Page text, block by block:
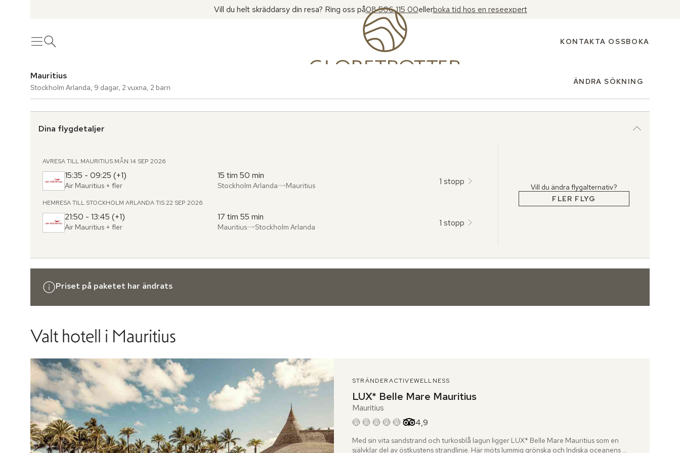
Vill du helt skräddarsy din resa? Ring oss på08 506 115 00ellerboka tid hos en reseexpert
MenyÖppna sök KONTAKTA OSSBOKA
Mauritius
Stockholm Arlanda, 9 dagar, 2 vuxna, 2 barn
ÄNDRA SÖKNING
Dina flygdetaljer
AVRESA TILL MAURITIUS MÅN 14 SEP 2026
15:35 - 09:25 (+1)
Air Mauritius + fler
15 tim 50 min
Från:
Stockholm Arlanda
,till: Mauritius 1 stopp
HEMRESA TILL STOCKHOLM ARLANDATIS 22 SEP 2026
21:50 - 13:45 (+1)
Air Mauritius + fler
17 tim 55 min
Från:
Mauritius
,till: Stockholm Arlanda 1 stopp
Vill du ändra flygalternativ?
FLER FLYG
Priset på paketet har ändrats
Valt hotell i Mauritius
STRÄNDERACTIVEWELLNESS
LUX* Belle Mare Mauritius
Mauritius
4,9
Betyg från Tripadvisor: 4.9 of 5
Med sin vita sandstrand och turkosblå lagun ligger LUX* Belle Mare Mauritius som en
självklar del av östkustens strandlinje. Här möts lummig grönska och Indiska oceanens